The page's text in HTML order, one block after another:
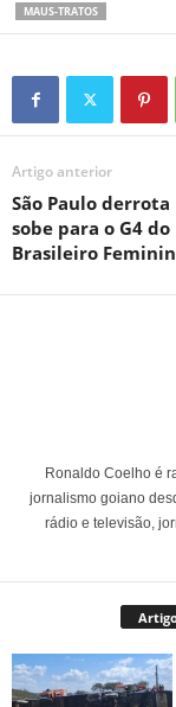
MAUS-TRATOS
Artigo anterior
São Paulo
sobe para o G4 do
Brasileiro
Ronaldo Coelho é
jornalismo goiano
rádio e televisão,